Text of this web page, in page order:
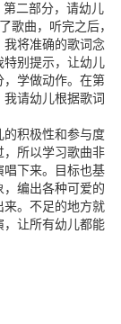
二部分，请幼儿
歌曲，听完之后，
我将准确的歌词念
特别提示，让幼儿
，学做动作。在第
请幼儿根据歌词
积极性和参与度
，所以学习歌曲非
唱下来。目标也基
编出各种可爱的
来。不足的地方就
，让所有幼儿都能